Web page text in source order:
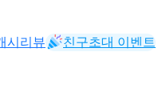
시리뷰 친구초대 이벤트